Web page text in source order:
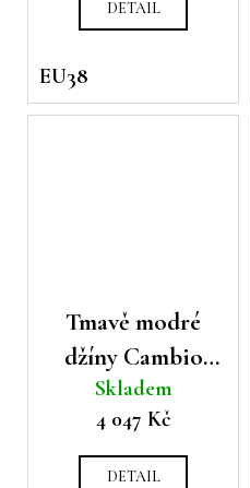
DETAIL
EU38
Tmavě modré
džíny Cambio
Paris flared
Skladem
4 047 Kč
DETAIL